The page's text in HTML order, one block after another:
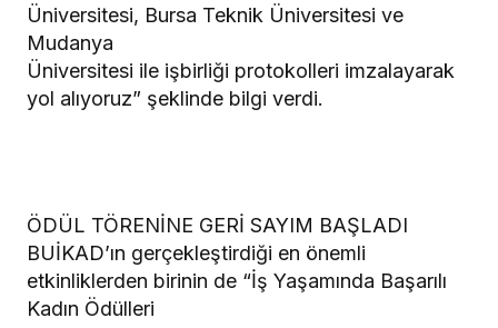
Üniversitesi, Bursa Teknik Üniversitesi ve
Mudanya
Üniversitesi ile işbirliği protokolleri imzalayarak
yol alıyoruz” şeklinde bilgi verdi.
ÖDÜL TÖRENİNE GERİ SAYIM BAŞLADI
BUİKAD’ın gerçekleştirdiği en önemli
etkinliklerden birinin de “İş Yaşamında Başarılı
Kadın Ödülleri